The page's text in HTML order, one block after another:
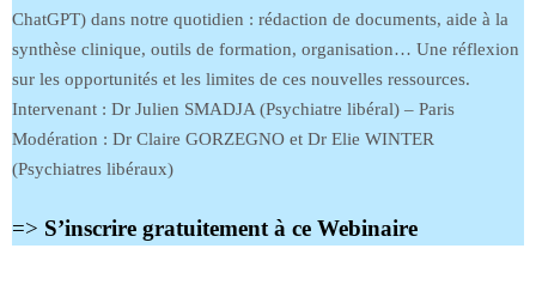
ChatGPT) dans notre quotidien : rédaction de documents, aide à la
synthèse clinique, outils de formation, organisation… Une réflexion
sur les opportunités et les limites de ces nouvelles ressources.
Intervenant : Dr Julien SMADJA (Psychiatre libéral) – Paris
Modération : Dr Claire GORZEGNO et Dr Elie WINTER
(Psychiatres libéraux)
=> S’inscrire gratuitement à ce Webinaire